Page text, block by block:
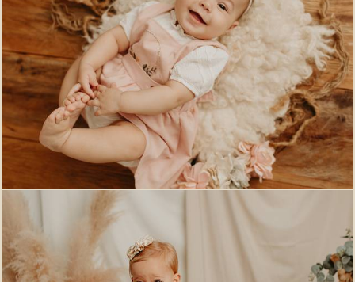
219 0